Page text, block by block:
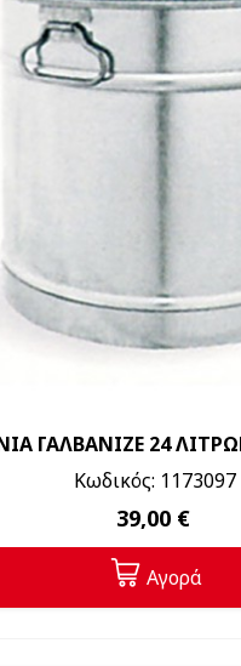
ΓΑΛΒΑΝΙΖΕ 24
Κωδικός: 1173097
39,00 €
Αγορά